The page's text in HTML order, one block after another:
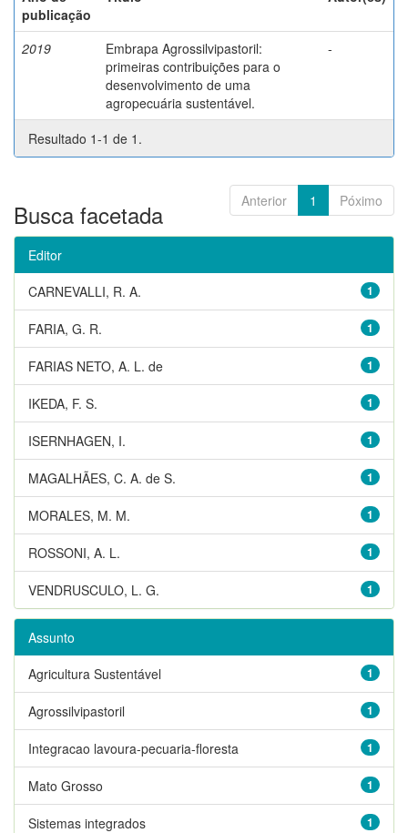
publicação
2019
Embrapa Agrossilvipastoril:
primeiras contribuições para o
desenvolvimento de uma
agropecuária sustentável.
-
Resultado 1-1 de 1.
Anterior 1 Póximo
Busca facetada
Editor
1
CARNEVALLI, R. A.
1
FARIA, G. R.
1
FARIAS NETO, A. L. de
1
IKEDA, F. S.
1
ISERNHAGEN, I.
1
MAGALHÃES, C. A. de S.
1
MORALES, M. M.
1
ROSSONI, A. L.
1
VENDRUSCULO, L. G.
Assunto
1
Agricultura Sustentável
1
Agrossilvipastoril
1
Integracao lavoura-pecuaria-floresta
1
Mato Grosso
1
Sistemas integrados